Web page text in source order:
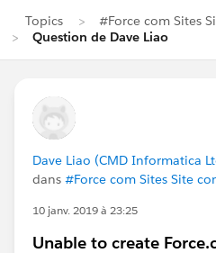
Topics
#Force com Sites
Question de Dave Liao
Dave Liao (CMD Informatica
dans #Force com Sites Site
10 janv. 2019 à 23:25
Unable to create